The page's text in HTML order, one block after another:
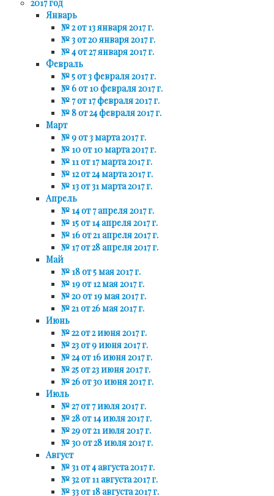
2017 год
Январь
№ 2 от 13 января 2017 г.
№ 3 от 20 января 2017 г.
№ 4 от 27 января 2017 г.
Февраль
№ 5 от 3 февраля 2017 г.
№ 6 от 10 февраля 2017 г.
№ 7 от 17 февраля 2017 г.
№ 8 от 24 февраля 2017 г.
Март
№ 9 от 3 марта 2017 г.
№ 10 от 10 марта 2017 г.
№ 11 от 17 марта 2017 г.
№ 12 от 24 марта 2017 г.
№ 13 от 31 марта 2017 г.
Апрель
№ 14 от 7 апреля 2017 г.
№ 15 от 14 апреля 2017 г.
№ 16 от 21 апреля 2017 г.
№ 17 от 28 апреля 2017 г.
Май
№ 18 от 5 мая 2017 г.
№ 19 от 12 мая 2017 г.
№ 20 от 19 мая 2017 г.
№ 21 от 26 мая 2017 г.
Июнь
№ 22 от 2 июня 2017 г.
№ 23 от 9 июня 2017 г.
№ 24 от 16 июня 2017 г.
№ 25 от 23 июня 2017 г.
№ 26 от 30 июня 2017 г.
Июль
№ 27 от 7 июля 2017 г.
№ 28 от 14 июля 2017 г.
№ 29 от 21 июля 2017 г.
№ 30 от 28 июля 2017 г.
Август
№ 31 от 4 августа 2017 г.
№ 32 от 11 августа 2017 г.
№ 33 от 18 августа 2017 г.